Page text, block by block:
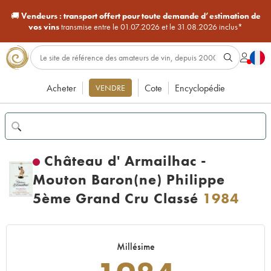
🚚Vendeurs : transport offert pour toute demande d’estimation de
vos vinstransmise entre le 01.07.2026 et le 31.08.2026 inclus*
Acheter VENDRE Cote Encyclopédie
Château d' Armailhac -
Mouton Baron(ne) Philippe
5ème Grand Cru Classé 1984
Millésime